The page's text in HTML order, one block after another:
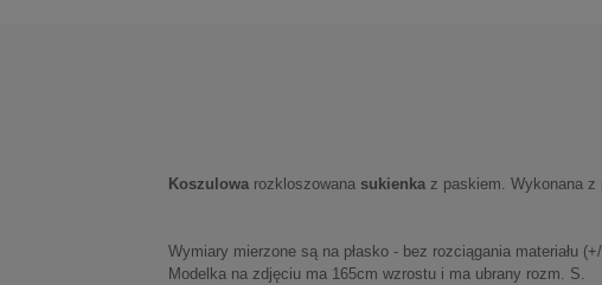
Koszulowa rozkloszowana sukienka z paskiem. Wykonana z
Wymiary mierzone są na płasko - bez rozciągania materiału
Modelka na zdjęciu ma 165cm wzrostu i ma ubrany rozm. S.